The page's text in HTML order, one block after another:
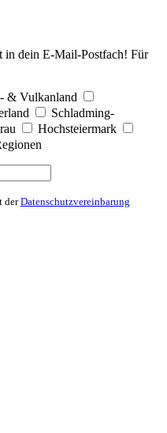
in dein E-Mail-Postfach! Für
& Vulkanland
Schladming-
Hochsteiermark
derDatenschutzvereinbarung